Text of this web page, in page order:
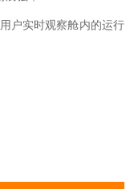
户实时观察舱内的运行